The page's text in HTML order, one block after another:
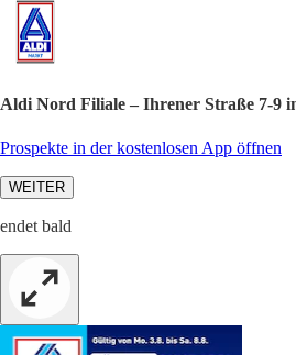
Aldi Nord Filiale – Ihrener Straße 7-9
Prospekte in der kostenlosen App öffnen
WEITER
endet bald